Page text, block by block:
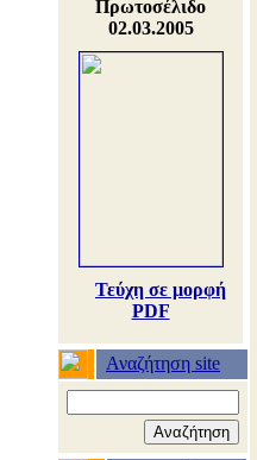
Πρωτοσέλιδο
02.03.2005
Τεύχη σε μορφή
PDF
Αναζήτηση site